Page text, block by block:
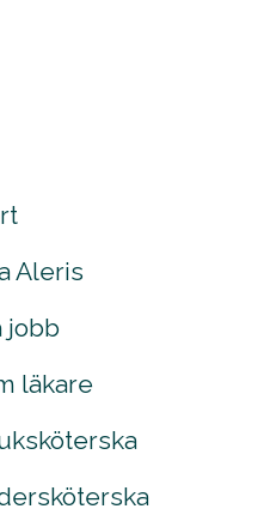
Aleris
jobb
läkare